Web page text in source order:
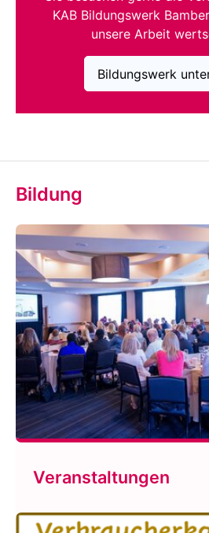
KAB Bildungswerk
unsere Arbeit
Bildungswerk
Bildung
Veranstaltungen